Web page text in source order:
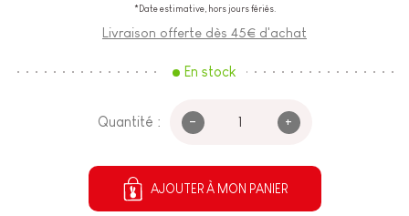
*Date estimative, hors jours fériés.
Livraison offerte dès 45€ d'achat
En stock
Quantité : - +
AJOUTER À MON PANIER